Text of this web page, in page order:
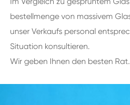
bestellmenge von massivem
unser Verkaufs personal
Situation konsultieren.
Wir geben Ihnen den besten Rat.